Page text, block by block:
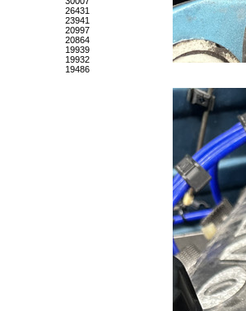
26431
23941
20997
20864
19939
19932
19486